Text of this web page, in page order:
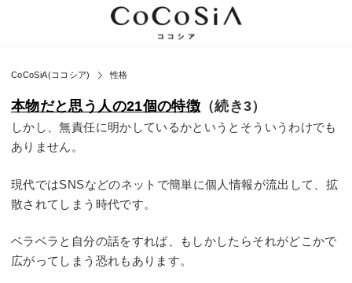
CoCoSiA(ココシア) 性格
本物だと思う人の21個の特徴 （続き3）
しかし、無責任に明かしているかというとそういうわけでも
ありません。
現代ではSNSなどのネットで簡単に個人情報が流出して、拡
散されてしまう時代です。
ベラベラと自分の話をすれば、もしかしたらそれがどこかで
広がってしまう恐れもあります。